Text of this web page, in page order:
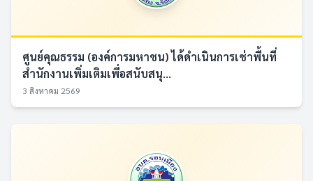
ศูนย์คุณธรรม (องค์การมหาชน) ได้ดำเนินการเช่าพื้นที่
สำนักงานเพิ่มเติมเพื่อสนับสนุ...
3 สิงหาคม 2569